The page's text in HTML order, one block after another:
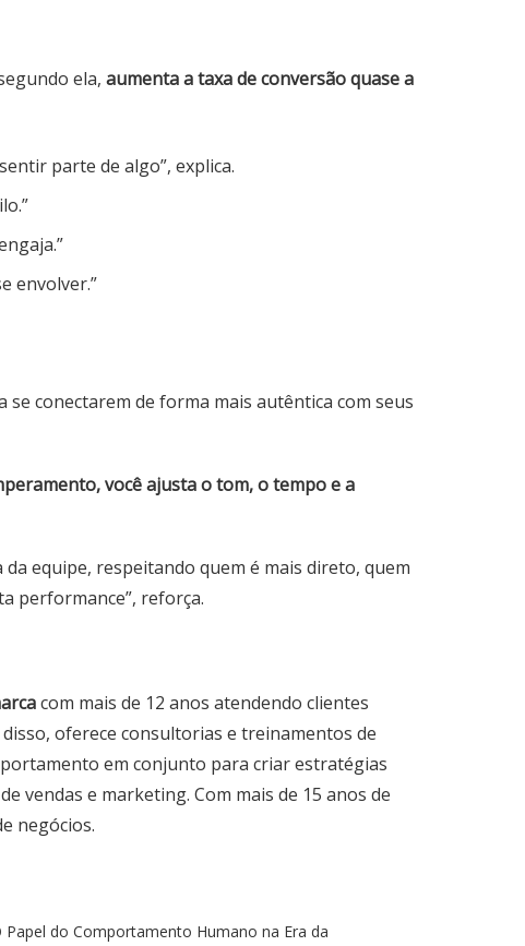
ela, aumenta a taxa de conversão quase a
parte de algo”, explica.
envolver.”
conectarem de forma mais autêntica com seus
você ajusta o tom, o tempo e a
equipe, respeitando quem é mais direto, quem
performance”, reforça.
com mais de 12 anos atendendo clientes
oferece consultorias e treinamentos de
em conjunto para criar estratégias
vendas e marketing. Com mais de 15 anos de
negócios.
Papel do Comportamento Humano na Era da